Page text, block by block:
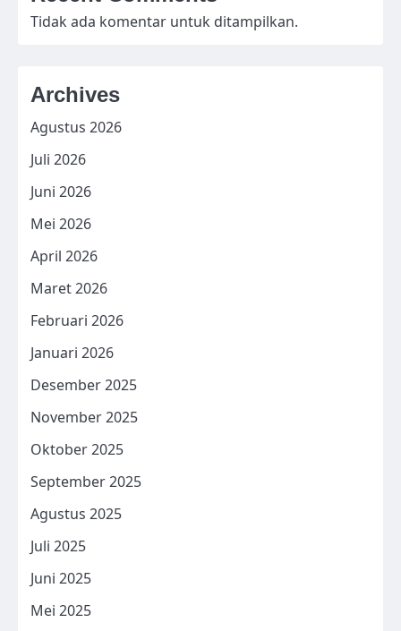
Tidak ada komentar untuk ditampilkan.
Archives
Agustus 2026
Juli 2026
Juni 2026
Mei 2026
April 2026
Maret 2026
Februari 2026
Januari 2026
Desember 2025
November 2025
Oktober 2025
September 2025
Agustus 2025
Juli 2025
Juni 2025
Mei 2025